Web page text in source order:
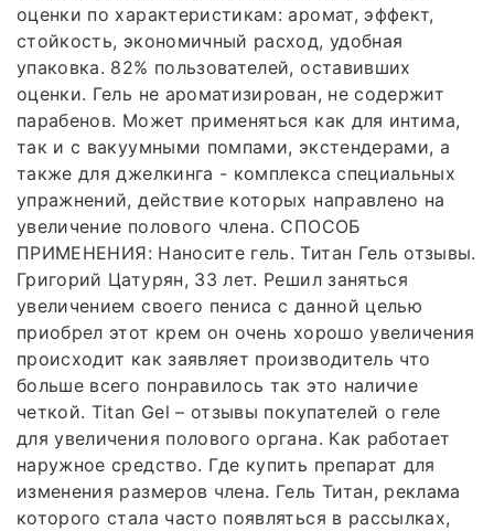
оценки по характеристикам: аромат, эффект,
стойкость, экономичный расход, удобная
упаковка. 82% пользователей, оставивших
оценки. Гель не ароматизирован, не содержит
парабенов. Может применяться как для интима,
так и с вакуумными помпами, экстендерами, а
также для джелкинга - комплекса специальных
упражнений, действие которых направлено на
увеличение полового члена. СПОСОБ
ПРИМЕНЕНИЯ: Наносите гель. Титан Гель отзывы.
Григорий Цатурян, 33 лет. Решил заняться
увеличением своего пениса с данной целью
приобрел этот крем он очень хорошо увеличения
происходит как заявляет производитель что
больше всего понравилось так это наличие
четкой. Titan Gel – отзывы покупателей о геле
для увеличения полового органа. Как работает
наружное средство. Где купить препарат для
изменения размеров члена. Гель Титан, реклама
которого стала часто появляться в рассылках,